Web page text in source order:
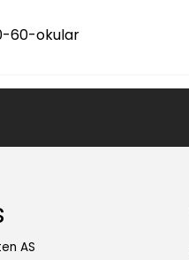
60-okular
AS